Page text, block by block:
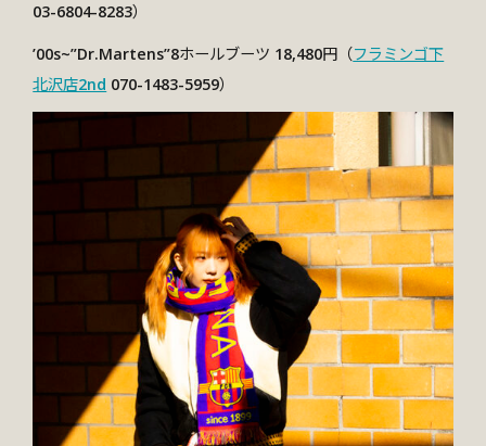
03-6804-8283）
’00s~”Dr.Martens”8ホールブーツ 18,480円（フラミンゴ下
北沢店2nd 070-1483-5959）